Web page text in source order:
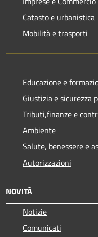
Catasto e urbanistica
Mobilità e trasporti
Educazione e
Giustizia e sicurezza
Tributi,finanze e
Ambiente
Salute, benessere e
Autorizzazioni
NOVITÀ
Notizie
Comunicati